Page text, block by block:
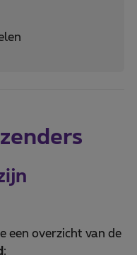
een overzicht van de
: